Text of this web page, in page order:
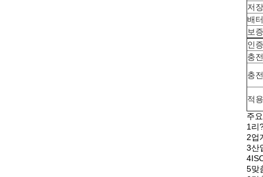
저
배
보증
인
충
충
적용
주
1리
2업
3산
5맞